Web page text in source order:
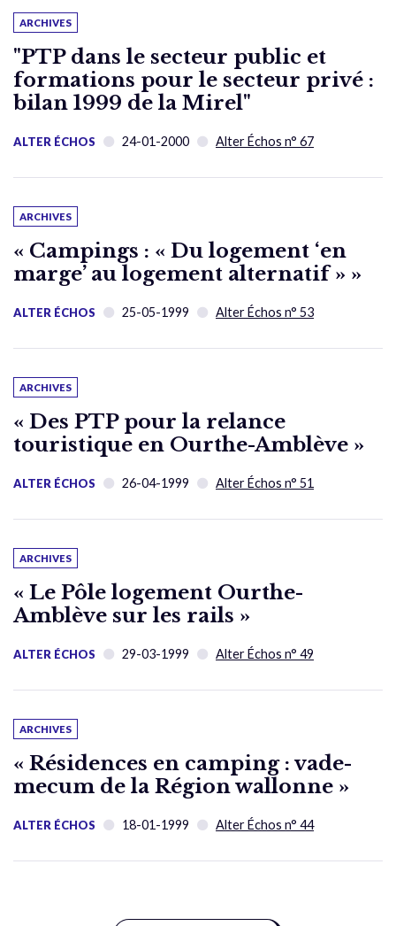
ARCHIVES
"PTP dans le secteur public et
formations pour le secteur privé :
bilan 1999 de la Mirel"
ALTER ÉCHOS 24-01-2000 Alter Échos n° 67
ARCHIVES
« Campings : « Du logement ‘en
marge’ au logement alternatif » »
ALTER ÉCHOS 25-05-1999 Alter Échos n° 53
ARCHIVES
« Des PTP pour la relance
touristique en Ourthe-Amblève »
ALTER ÉCHOS 26-04-1999 Alter Échos n° 51
ARCHIVES
« Le Pôle logement Ourthe-
Amblève sur les rails »
ALTER ÉCHOS 29-03-1999 Alter Échos n° 49
ARCHIVES
« Résidences en camping : vade-
mecum de la Région wallonne »
ALTER ÉCHOS 18-01-1999 Alter Échos n° 44